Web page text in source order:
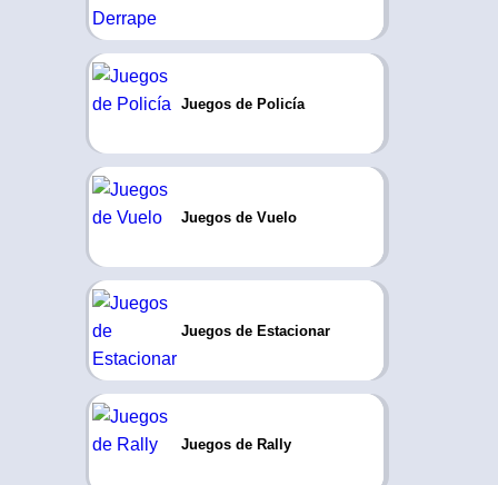
Juegos de Policía
Juegos de Vuelo
Juegos de Estacionar
Juegos de Rally